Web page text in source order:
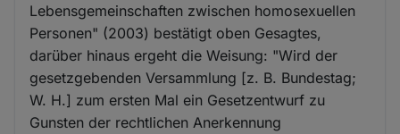
Lebensgemeinschaften zwischen homosexuellen
Personen" (2003) bestätigt oben Gesagtes,
darüber hinaus ergeht die Weisung: "Wird der
gesetzgebenden Versammlung [z. B. Bundestag;
W. H.] zum ersten Mal ein Gesetzentwurf zu
Gunsten der rechtlichen Anerkennung